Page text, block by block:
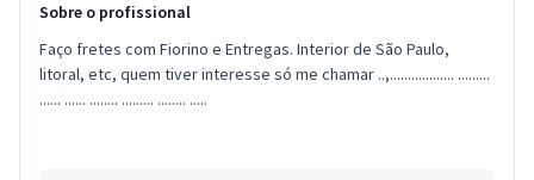
Sobre o profissional
Faço fretes com Fiorino e Entregas. Interior de São Paulo,
litoral, etc, quem tiver interesse só me chamar ..,.................. .........
...... ...... ........ ......... ........ .....